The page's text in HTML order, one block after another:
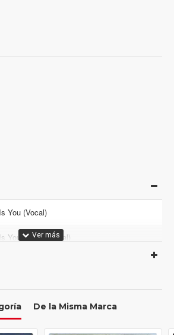
You (Vocal)
You (Instrumental)
De la Misma Marca